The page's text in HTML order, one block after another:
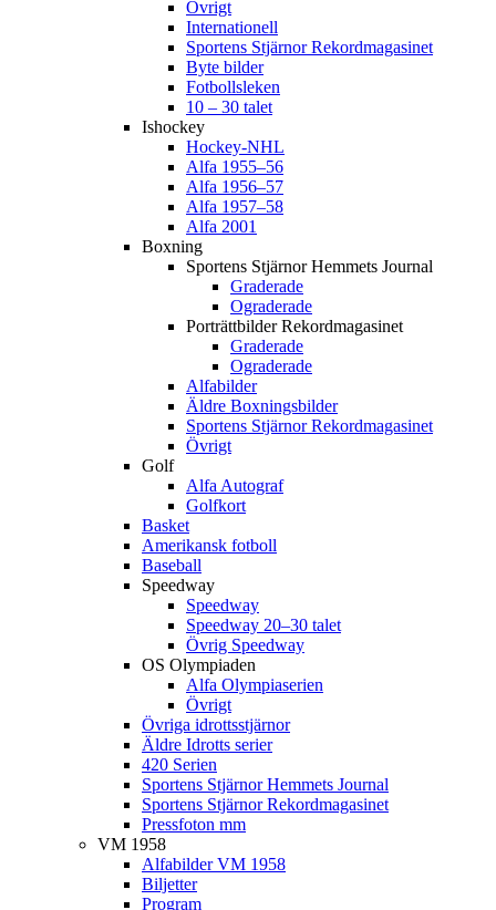
Övrigt
Internationell
Sportens Stjärnor Rekordmagasinet
Byte bilder
Fotbollsleken
10 – 30 talet
Ishockey
Hockey-NHL
Alfa 1955–56
Alfa 1956–57
Alfa 1957–58
Alfa 2001
Boxning
Sportens Stjärnor Hemmets Journal
Graderade
Ograderade
Porträttbilder Rekordmagasinet
Graderade
Ograderade
Alfabilder
Äldre Boxningsbilder
Sportens Stjärnor Rekordmagasinet
Övrigt
Golf
Alfa Autograf
Golfkort
Basket
Amerikansk fotboll
Baseball
Speedway
Speedway
Speedway 20–30 talet
Övrig Speedway
OS Olympiaden
Alfa Olympiaserien
Övrigt
Övriga idrottsstjärnor
Äldre Idrotts serier
420 Serien
Sportens Stjärnor Hemmets Journal
Sportens Stjärnor Rekordmagasinet
Pressfoton mm
VM 1958
Alfabilder VM 1958
Biljetter
Program